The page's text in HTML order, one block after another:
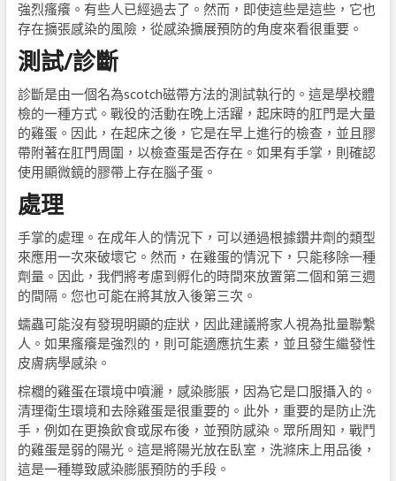
強烈瘙癢。有些人已經過去了。然而，即使這些是這些，它也
存在擴張感染的風險，從感染擴展預防的角度來看很重要。
測試/診斷
診斷是由一個名為scotch磁帶方法的測試執行的。這是學校體
檢的一種方式。戰役的活動在晚上活躍，起床時的肛門是大量
的雞蛋。因此，在起床之後，它是在早上進行的檢查，並且膠
帶附著在肛門周圍，以檢查蛋是否存在。如果有手掌，則確認
使用顯微鏡的膠帶上存在腦子蛋。
處理
手掌的處理。在成年人的情況下，可以通過根據鑽井劑的類型
來應用一次來破壞它。然而，在雞蛋的情況下，只能移除一種
劑量。因此，我們將考慮到孵化的時間來放置第二個和第三週
的間隔。您也可能在將其放入後第三次。
蠕蟲可能沒有發現明顯的症狀，因此建議將家人視為批量聯繫
人。如果瘙癢是強烈的，則可能適應抗生素，並且發生繼發性
皮膚病學感染。
棕櫚的雞蛋在環境中噴灑，感染膨脹，因為它是口服攝入的。
清理衛生環境和去除雞蛋是很重要的。此外，重要的是防止洗
手，例如在更換飲食或尿布後，並預防感染。眾所周知，戰鬥
的雞蛋是弱的陽光。這是將陽光放在臥室，洗滌床上用品後，
這是一種導致感染膨脹預防的手段。